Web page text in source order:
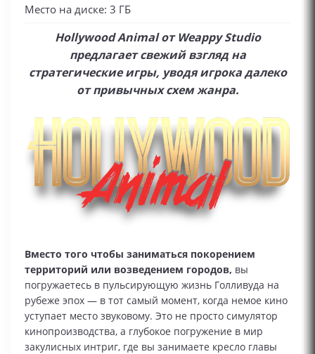
Место на диске: 3 ГБ
Hollywood Animal от Weappy Studio
предлагает свежий взгляд на
стратегические игры, уводя игрока далеко
от привычных схем жанра.
Вместо того чтобы заниматься покорением
территорий или возведением городов, вы
погружаетесь в пульсирующую жизнь Голливуда на
рубеже эпох — в тот самый момент, когда немое кино
уступает место звуковому. Это не просто симулятор
кинопроизводства, а глубокое погружение в мир
закулисных интриг, где вы занимаете кресло главы